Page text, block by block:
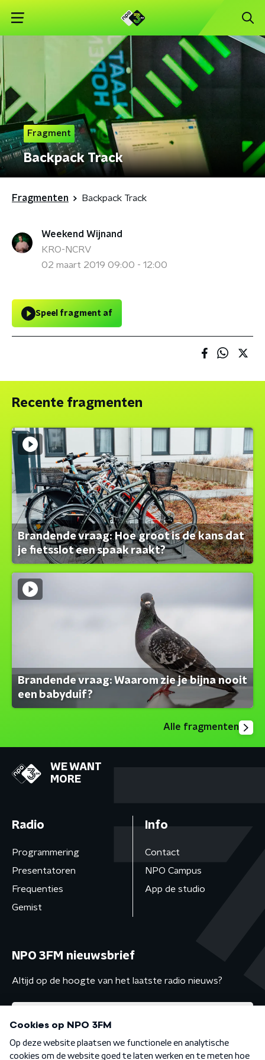
Fragment
Backpack Track
Fragmenten Backpack Track
Weekend Wijnand
KRO-NCRV
02 maart 2019 09:00 - 12:00
Speel fragment af
Recente fragmenten
Brandende vraag: Hoe groot is de kans dat
je fietsslot een spaak raakt?
Brandende vraag: Waarom zie je bijna nooit
een babyduif?
Alle fragmenten
WE WANT
MORE
Radio
Programmering
Presentatoren
Frequenties
Gemist
Info
Contact
NPO Campus
App de studio
NPO 3FM nieuwsbrief
Altijd op de hoogte van het laatste radio nieuws?